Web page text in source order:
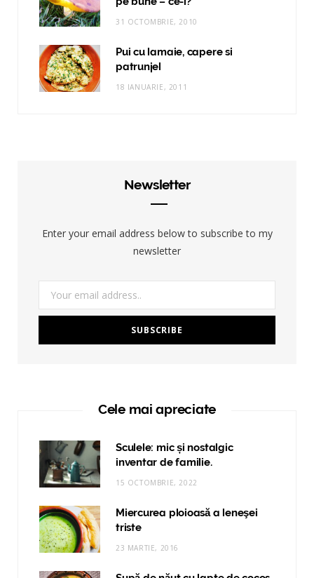
31 OCTOMBRIE, 2010
Pui cu lamaie, capere si
patrunjel
18 IANUARIE, 2011
Newsletter
Enter your email address below to subscribe to my
newsletter
Cele mai apreciate
Sculele: mic și nostalgic
inventar de familie.
15 OCTOMBRIE, 2022
Miercurea ploioasă a leneşei
triste
23 MARTIE, 2016